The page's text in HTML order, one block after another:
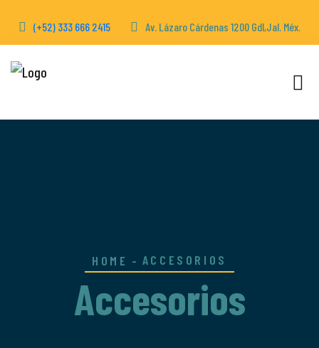
(+52) 333 666 2415 Av. Lázaro Cárdenas 1200 Gdl,Jal. Méx.
HOME ACCESORIOS
Accesorios